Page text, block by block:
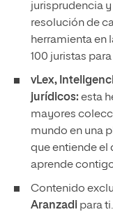
jurisprudencia
resolución de
herramienta en
100 juristas
vLex,
jurídicos: esta
mayores
mundo en una
que entiende el
aprende
Contenido
Aranzadi para ti.